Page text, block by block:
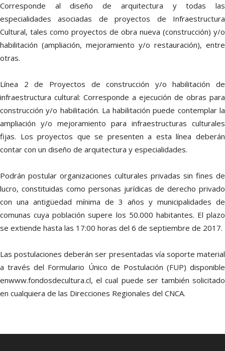
Corresponde al diseño de arquitectura y todas las
especialidades asociadas de proyectos de Infraestructura
Cultural, tales como proyectos de obra nueva (construcción) y/o
habilitación (ampliación, mejoramiento y/o restauración), entre
otras.
Línea 2 de Proyectos de construcción y/o habilitación de
infraestructura cultural: Corresponde a ejecución de obras para
construcción y/o habilitación. La habilitación puede contemplar la
ampliación y/o mejoramiento para infraestructuras culturales
fijas. Los proyectos que se presenten a esta línea deberán
contar con un diseño de arquitectura y especialidades.
Podrán postular organizaciones culturales privadas sin fines de
lucro, constituidas como personas jurídicas de derecho privado
con una antigüedad mínima de 3 años y municipalidades de
comunas cuya población supere los 50.000 habitantes. El plazo
se extiende hasta las 17:00 horas del 6 de septiembre de 2017.
Las postulaciones deberán ser presentadas vía soporte material
a través del Formulario Único de Postulación (FUP) disponible
enwww.fondosdecultura.cl, el cual puede ser también solicitado
en cualquiera de las Direcciones Regionales del CNCA.